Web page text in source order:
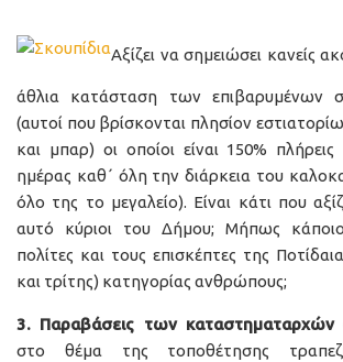
Αξίζει να σημειώσει κανείς
άθλια κατάσταση των επιβαρυμένων
(αυτοί που βρίσκονται πλησίον
και μπαρ) οι οποίοι είναι 150%
ημέρας καθ΄ όλη την διάρκεια του
όλο της το μεγαλείο). Είναι κάτι που
αυτό κύριοι του Δήμου; Μήπως
πολίτες και τους επισκέπτες της
και τρίτης) κατηγορίας ανθρώπους;
3. Παραβάσεις των καταστηματαρχών
στο θέμα της τοποθέτησης